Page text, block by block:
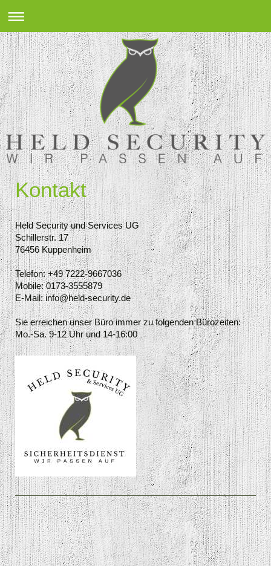
Kontakt
Held Security und Services UG
Schillerstr. 17
76456 Kuppenheim
Telefon: +49 7222-9667036
Mobile: 0173-3555879
E-Mail: info@held-security.de
Sie erreichen unser Büro immer zu folgenden Bürozeiten:
Mo.-Sa. 9-12 Uhr und 14-16:00